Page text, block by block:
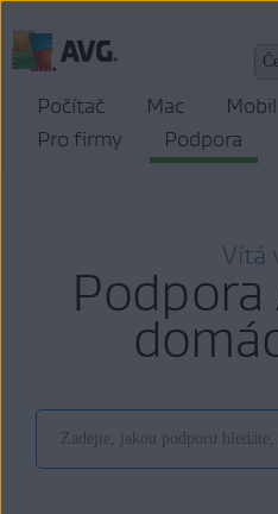
Počítač Mac Mobil
Pro firmy
Podpora
Vítá
Podpora